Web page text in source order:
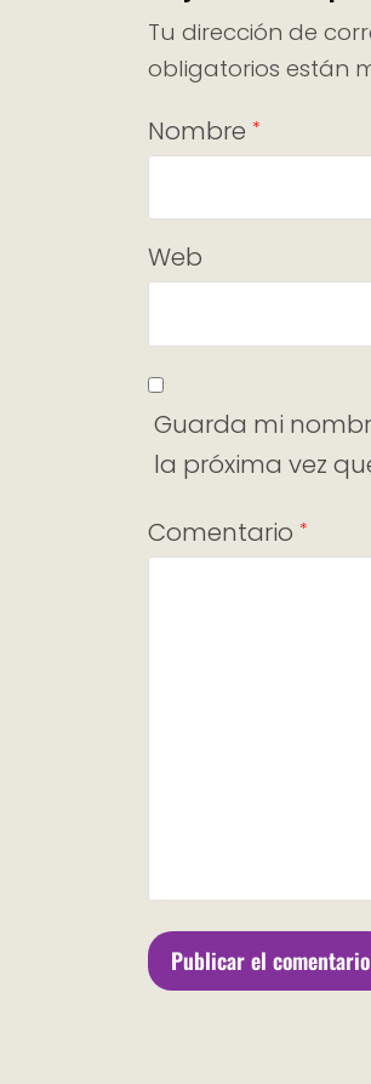
Tu dirección de
obligatorios están
Nombre *
Web
Guarda mi
la próxima vez
Comentario *